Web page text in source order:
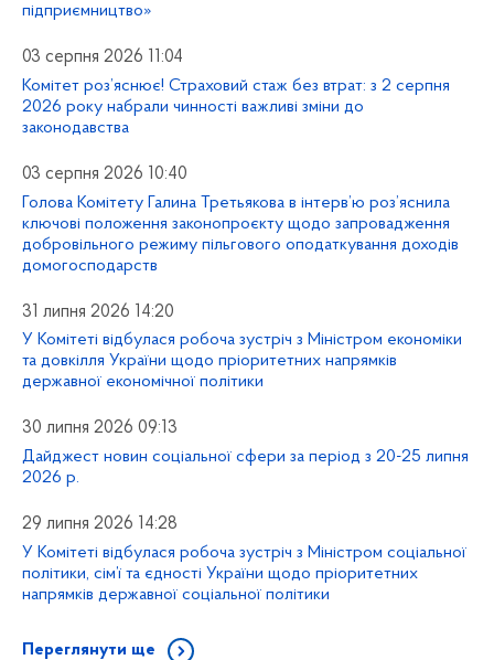
підприємництво»
03 серпня 2026 11:04
Комітет роз’яснює! Страховий стаж без втрат: з 2 серпня
2026 року набрали чинності важливі зміни до
законодавства
03 серпня 2026 10:40
Голова Комітету Галина Третьякова в інтерв’ю роз’яснила
ключові положення законопроєкту щодо запровадження
добровільного режиму пільгового оподаткування доходів
домогосподарств
31 липня 2026 14:20
У Комітеті відбулася робоча зустріч з Міністром економіки
та довкілля України щодо пріоритетних напрямків
державної економічної політики
30 липня 2026 09:13
Дайджест новин соціальної сфери за період з 20-25 липня
2026 р.
29 липня 2026 14:28
У Комітеті відбулася робоча зустріч з Міністром соціальної
політики, сім’ї та єдності України щодо пріоритетних
напрямків державної соціальної політики
Переглянути ще